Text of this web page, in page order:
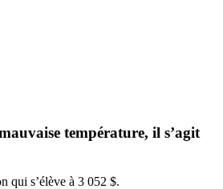
température, il s’agit
qui s’élève à 3 052 $.